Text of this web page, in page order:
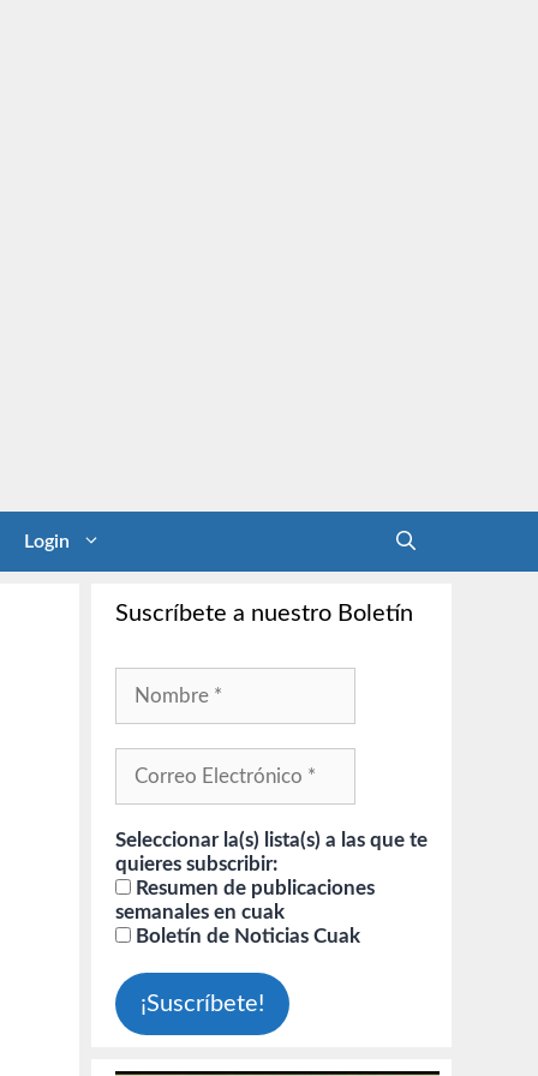
Login
Suscríbete a nuestro Boletín
Seleccionar la(s) lista(s) a las que te
quieres subscribir:
Resumen de publicaciones
semanales en cuak
Boletín de Noticias Cuak